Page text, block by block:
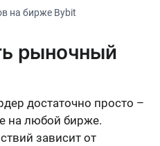
на бирже Bybit
рыночный
достаточно просто –
на любой бирже.
зависит от